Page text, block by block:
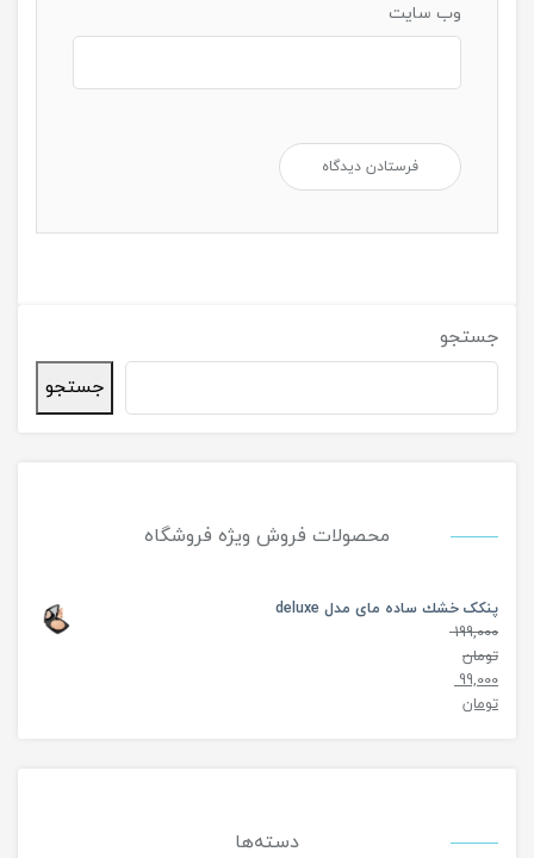
وب‌ سایت
جستجو
جستجو
محصولات فروش ویژه فروشگاه
پنکک خشك ساده مای مدل deluxe
199,000
تومان
99,000
تومان
دسته‌ها